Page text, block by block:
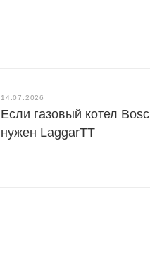
14.07.2026
Если газовый котел
нужен LaggarTT